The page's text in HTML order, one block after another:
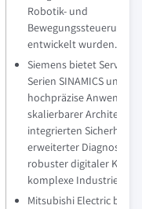
Robotik- und
entwickelt wurden.
Siemens bietet
Serien SINAMICS und
hochpräzise
skalierbarer Architektur,
integrierten
erweiterter Diagnostik
robuster digitaler
komplexe
Mitsubishi Electric